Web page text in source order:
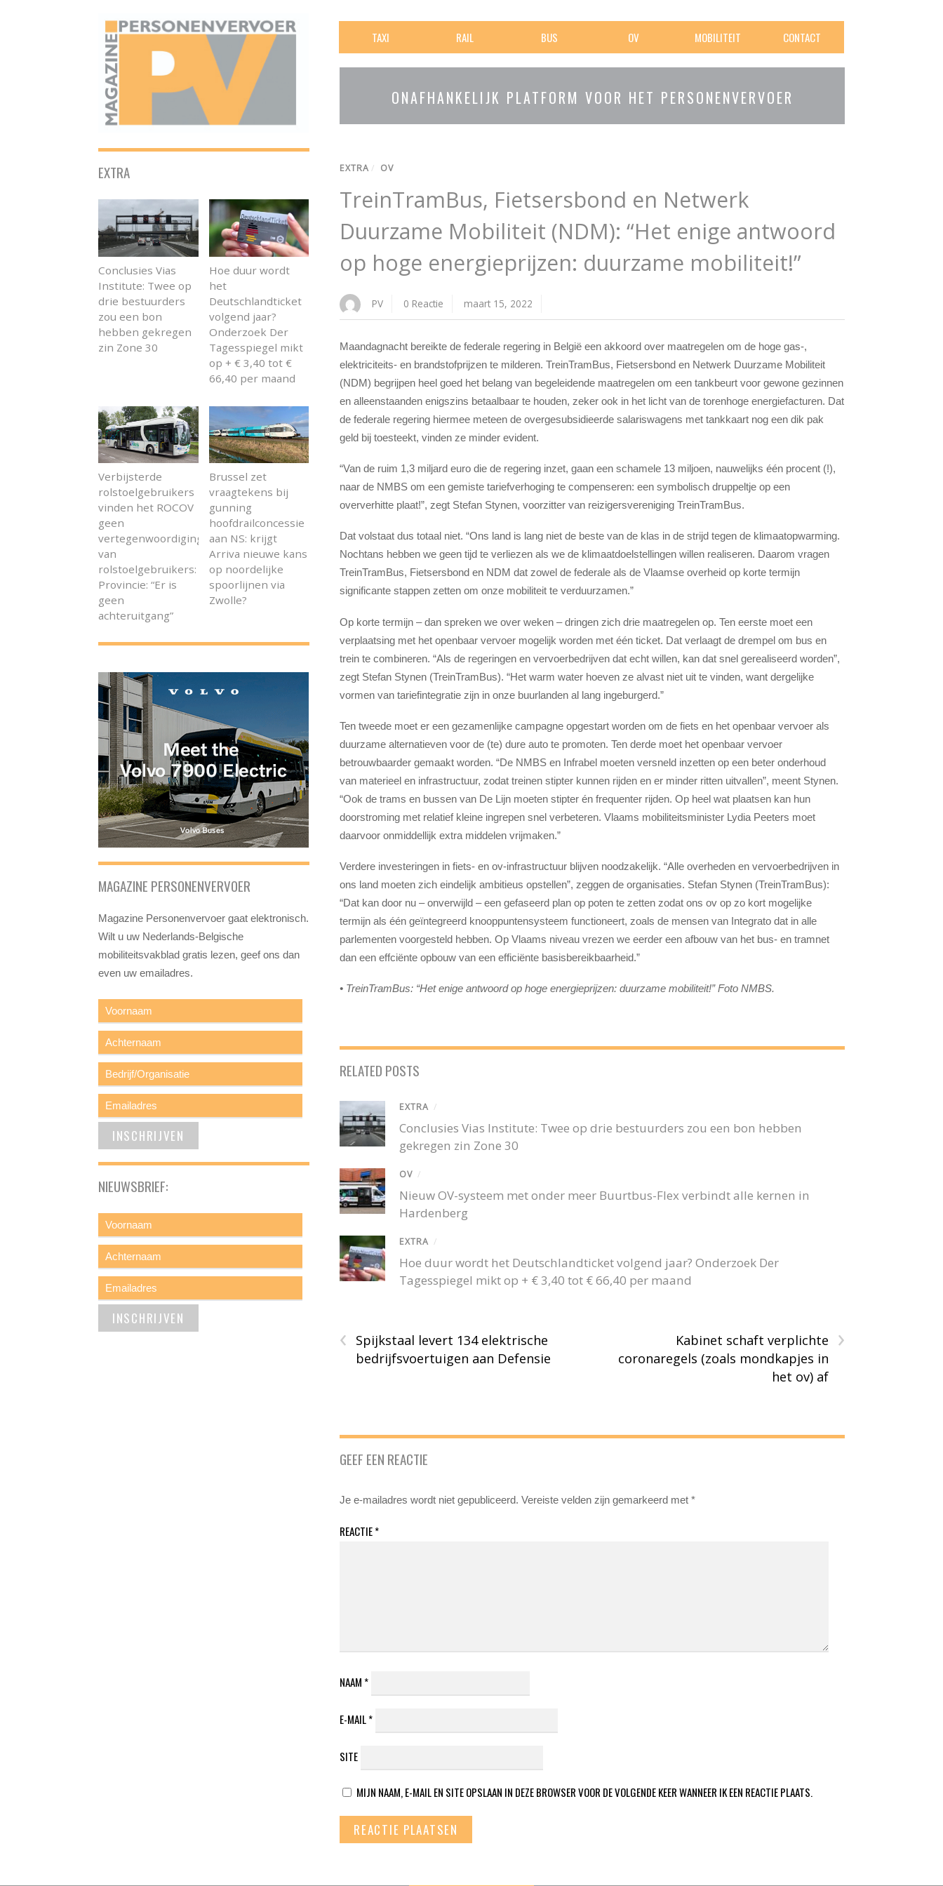
TAXI RAIL BUS OV MOBILITEIT CONTACT
ONAFHANKELIJK PLATFORM VOOR HET PERSONENVERVOER
EXTRA / OV
TreinTramBus, Fietsersbond en Netwerk
Duurzame Mobiliteit (NDM): “Het enige antwoord
op hoge energieprijzen: duurzame mobiliteit!”
PV 0 Reactie maart 15, 2022
Maandagnacht bereikte de federale regering in België een akkoord over maatregelen om de hoge gas-,
elektriciteits- en brandstofprijzen te milderen. TreinTramBus, Fietsersbond en Netwerk Duurzame Mobiliteit
(NDM) begrijpen heel goed het belang van begeleidende maatregelen om een tankbeurt voor gewone gezinnen
en alleenstaanden enigszins betaalbaar te houden, zeker ook in het licht van de torenhoge energiefacturen. Dat
de federale regering hiermee meteen de overgesubsidieerde salariswagens met tankkaart nog een dik pak
geld bij toesteekt, vinden ze minder evident.
“Van de ruim 1,3 miljard euro die de regering inzet, gaan een schamele 13 miljoen, nauwelijks één procent (!),
naar de NMBS om een gemiste tariefverhoging te compenseren: een symbolisch druppeltje op een
oververhitte plaat!”, zegt Stefan Stynen, voorzitter van reizigersvereniging TreinTramBus.
Dat volstaat dus totaal niet. “Ons land is lang niet de beste van de klas in de strijd tegen de klimaatopwarming.
Nochtans hebben we geen tijd te verliezen als we de klimaatdoelstellingen willen realiseren. Daarom vragen
TreinTramBus, Fietsersbond en NDM dat zowel de federale als de Vlaamse overheid op korte termijn
significante stappen zetten om onze mobiliteit te verduurzamen.”
Op korte termijn – dan spreken we over weken – dringen zich drie maatregelen op. Ten eerste moet een
verplaatsing met het openbaar vervoer mogelijk worden met één ticket. Dat verlaagt de drempel om bus en
trein te combineren. “Als de regeringen en vervoerbedrijven dat echt willen, kan dat snel gerealiseerd worden”,
zegt Stefan Stynen (TreinTramBus). “Het warm water hoeven ze alvast niet uit te vinden, want dergelijke
vormen van tariefintegratie zijn in onze buurlanden al lang ingeburgerd.”
Ten tweede moet er een gezamenlijke campagne opgestart worden om de fiets en het openbaar vervoer als
duurzame alternatieven voor de (te) dure auto te promoten. Ten derde moet het openbaar vervoer
betrouwbaarder gemaakt worden. “De NMBS en Infrabel moeten versneld inzetten op een beter onderhoud
van materieel en infrastructuur, zodat treinen stipter kunnen rijden en er minder ritten uitvallen”, meent Stynen.
“Ook de trams en bussen van De Lijn moeten stipter én frequenter rijden. Op heel wat plaatsen kan hun
doorstroming met relatief kleine ingrepen snel verbeteren. Vlaams mobiliteitsminister Lydia Peeters moet
daarvoor onmiddellijk extra middelen vrijmaken.”
Verdere investeringen in fiets- en ov-infrastructuur blijven noodzakelijk. “Alle overheden en vervoerbedrijven in
ons land moeten zich eindelijk ambitieus opstellen”, zeggen de organisaties. Stefan Stynen (TreinTramBus):
“Dat kan door nu – onverwijld – een gefaseerd plan op poten te zetten zodat ons ov op zo kort mogelijke
termijn als één geïntegreerd knooppuntensysteem functioneert, zoals de mensen van Integrato dat in alle
parlementen voorgesteld hebben. Op Vlaams niveau vrezen we eerder een afbouw van het bus- en tramnet
dan een effciënte opbouw van een efficiënte basisbereikbaarheid.”
• TreinTramBus: “Het enige antwoord op hoge energieprijzen: duurzame mobiliteit!” Foto NMBS.
RELATED POSTS
EXTRA /
Conclusies Vias Institute: Twee op drie bestuurders zou een bon hebben
gekregen zin Zone 30
OV /
Nieuw OV-systeem met onder meer Buurtbus-Flex verbindt alle kernen in
Hardenberg
EXTRA /
Hoe duur wordt het Deutschlandticket volgend jaar? Onderzoek Der
Tagesspiegel mikt op + € 3,40 tot € 66,40 per maand
‹
Spijkstaal levert 134 elektrische
bedrijfsvoertuigen aan Defensie
›
Kabinet schaft verplichte
coronaregels (zoals mondkapjes in
het ov) af
GEEF EEN REACTIE
Je e-mailadres wordt niet gepubliceerd. Vereiste velden zijn gemarkeerd met*
REACTIE*
NAAM *
E-MAIL*
SITE
MIJN NAAM, E-MAIL EN SITE OPSLAAN IN DEZE BROWSER VOOR DE VOLGENDE KEER WANNEER IK EEN REACTIE PLAATS.
EXTRA
Conclusies Vias
Institute: Twee op
drie bestuurders
zou een bon
hebben gekregen
zin Zone 30
Hoe duur wordt
het
Deutschlandticket
volgend jaar?
Onderzoek Der
Tagesspiegel mikt
op + € 3,40 tot €
66,40 per maand
Verbijsterde
rolstoelgebruikers
vinden het ROCOV
geen
vertegenwoordiging
van
rolstoelgebruikers:
Provincie: “Er is
geen
achteruitgang”
Brussel zet
vraagtekens bij
gunning
hoofdrailconcessie
aan NS: krijgt
Arriva nieuwe kans
op noordelijke
spoorlijnen via
Zwolle?
MAGAZINE PERSONENVERVOER
Magazine Personenvervoer gaat elektronisch.
Wilt u uw Nederlands-Belgische
mobiliteitsvakblad gratis lezen, geef ons dan
even uw emailadres.
NIEUWSBRIEF: